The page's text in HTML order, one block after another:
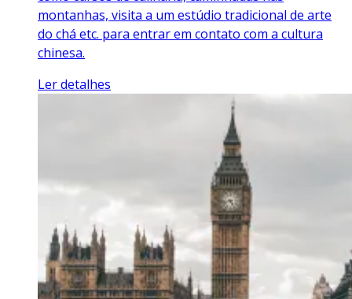
montanhas, visita a um estúdio tradicional de arte
do chá etc. para entrar em contato com a cultura
chinesa.
Ler detalhes